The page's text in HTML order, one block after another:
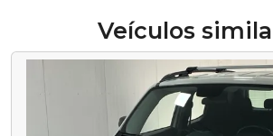
Veículos